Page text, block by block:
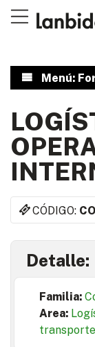
Menú:
CÓDIGO:
Detalle:
Familia:
Area:
transporte